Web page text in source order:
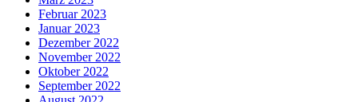
Februar 2023
Januar 2023
Dezember 2022
November 2022
Oktober 2022
September 2022